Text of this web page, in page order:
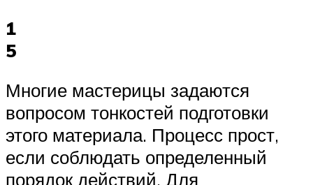
1
5
Многие мастерицы задаются
вопросом тонкостей подготовки
этого материала. Процесс прост,
если соблюдать определенный
порядок действий. Для